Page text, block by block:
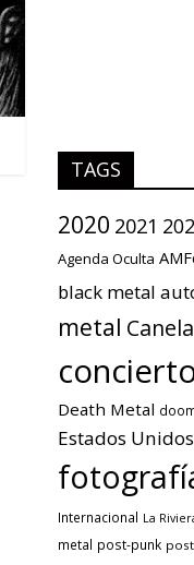
TAGS
2020 2021
Agenda Oculta
black metal
metal
Death Metal
Estados Unidos
Internacional La
metal post-punk